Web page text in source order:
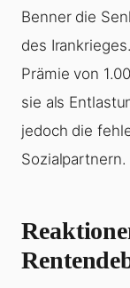
Benner die
des
Prämie von
sie als
jedoch die
Sozialpartnern.